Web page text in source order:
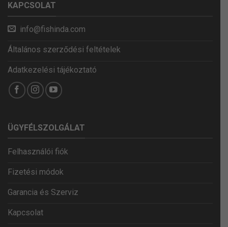
KAPCSOLAT
info@fishinda.com
Általános szerződési feltételek
Adatkezelési tájékoztató
ÜGYFÉLSZOLGÁLAT
Felhasználói fiók
Fizetési módok
Garancia és Szerviz
Kapcsolat